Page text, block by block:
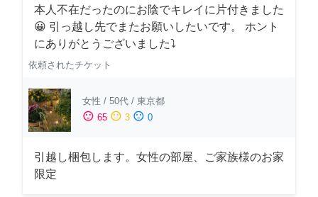
本人不在だったのにお陰でキレイに片付きました
😀 引っ越し先でまたお願いしたいです。 ホント
にありがとうございました⤵
依頼されたチケット
女性 / 50代 / 東京都
sentiment_satisfied 65 sentiment_neutral 3 sentiment_dissatisfied 0
引越し梱包します。女性の部屋、ご家族様のお家
限定